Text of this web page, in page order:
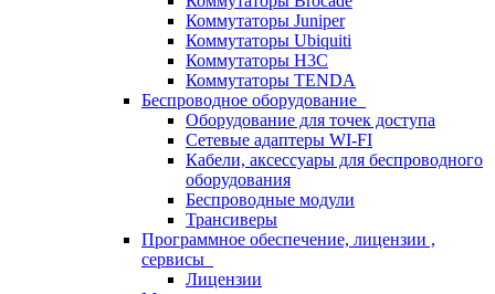
Коммутаторы Juniper
Коммутаторы Ubiquiti
Коммутаторы H3C
Коммутаторы TENDA
Беспроводное оборудование
Оборудование для точек доступа
Сетевые адаптеры WI-FI
Кабели, аксессуары для беспроводного
оборудования
Беспроводные модули
Трансиверы
Программное обеспечение, лицензии ,
сервисы
Лицензии